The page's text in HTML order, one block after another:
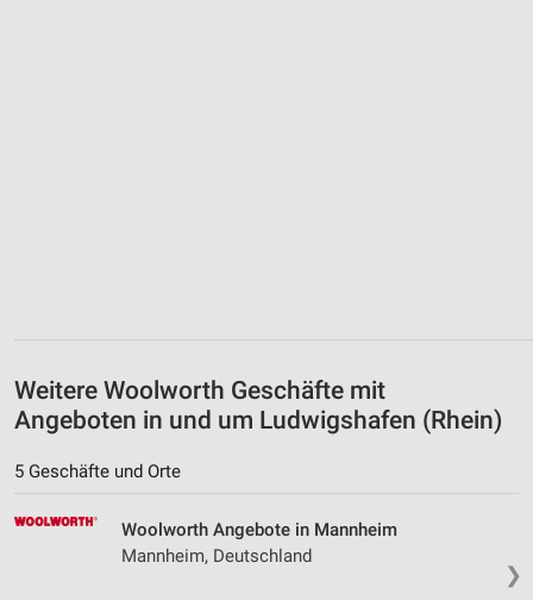
Weitere Woolworth Geschäfte mit
Angeboten in und um Ludwigshafen (Rhein)
5 Geschäfte und Orte
❯
Woolworth Angebote in Mannheim
Mannheim, Deutschland